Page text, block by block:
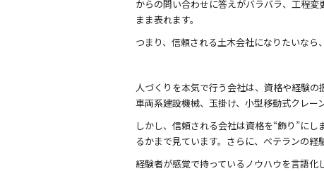
からの問い合わせに答えがバラバラ、工程
まま表れます。
つまり、信頼される土木会社になりたいなら
人づくりを本気で行う会社は、資格や経験の
車両系建設機械、玉掛け、小型移動式クレー
しかし、信頼される会社は資格を“飾り”に
るかまで見ています。さらに、ベテランの経
経験者が感覚で持っているノウハウを言語